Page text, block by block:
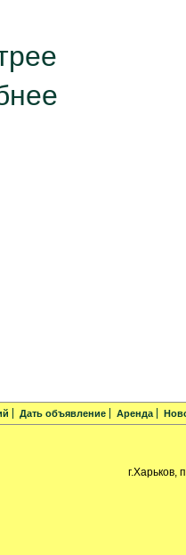
Дать объявление Аренда
г.Харьков,